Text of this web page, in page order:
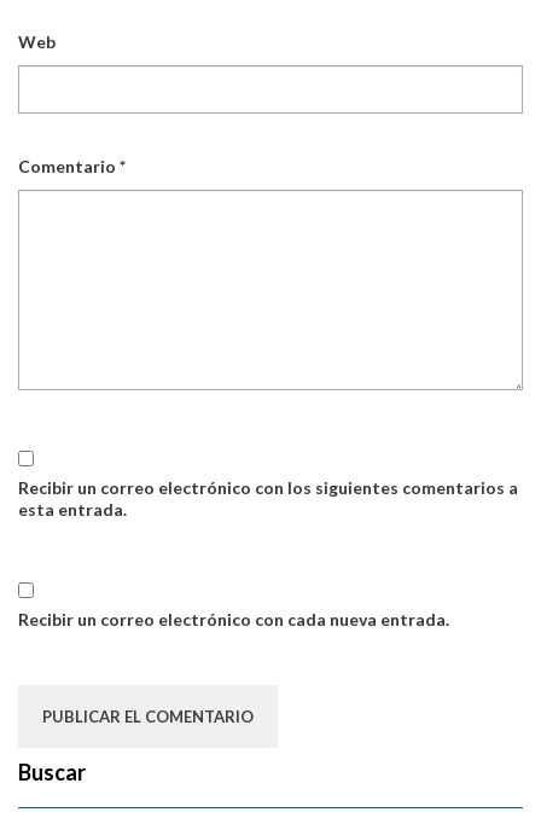
Web
Comentario *
Recibir un correo electrónico con los siguientes comentarios a
esta entrada.
Recibir un correo electrónico con cada nueva entrada.
Buscar